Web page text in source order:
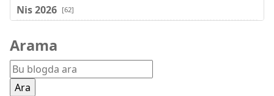
Nis 2026 [62]
Şub 2026
Oca 2026 [72]
Arama